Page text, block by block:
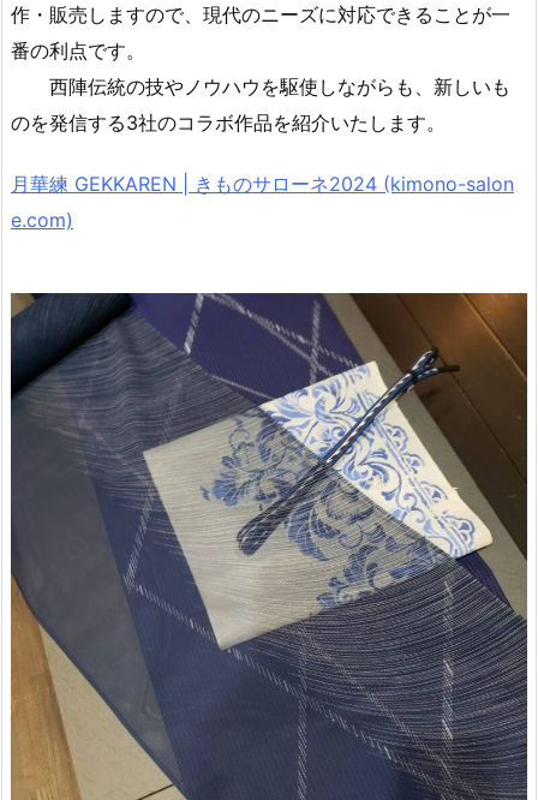
作・販売しますので、現代のニーズに対応できることが一
番の利点です。
西陣伝統の技やノウハウを駆使しながらも、新しいも
のを発信する3社のコラボ作品を紹介いたします。
月華練 GEKKAREN | きものサローネ2024 (kimono-salon
e.com)